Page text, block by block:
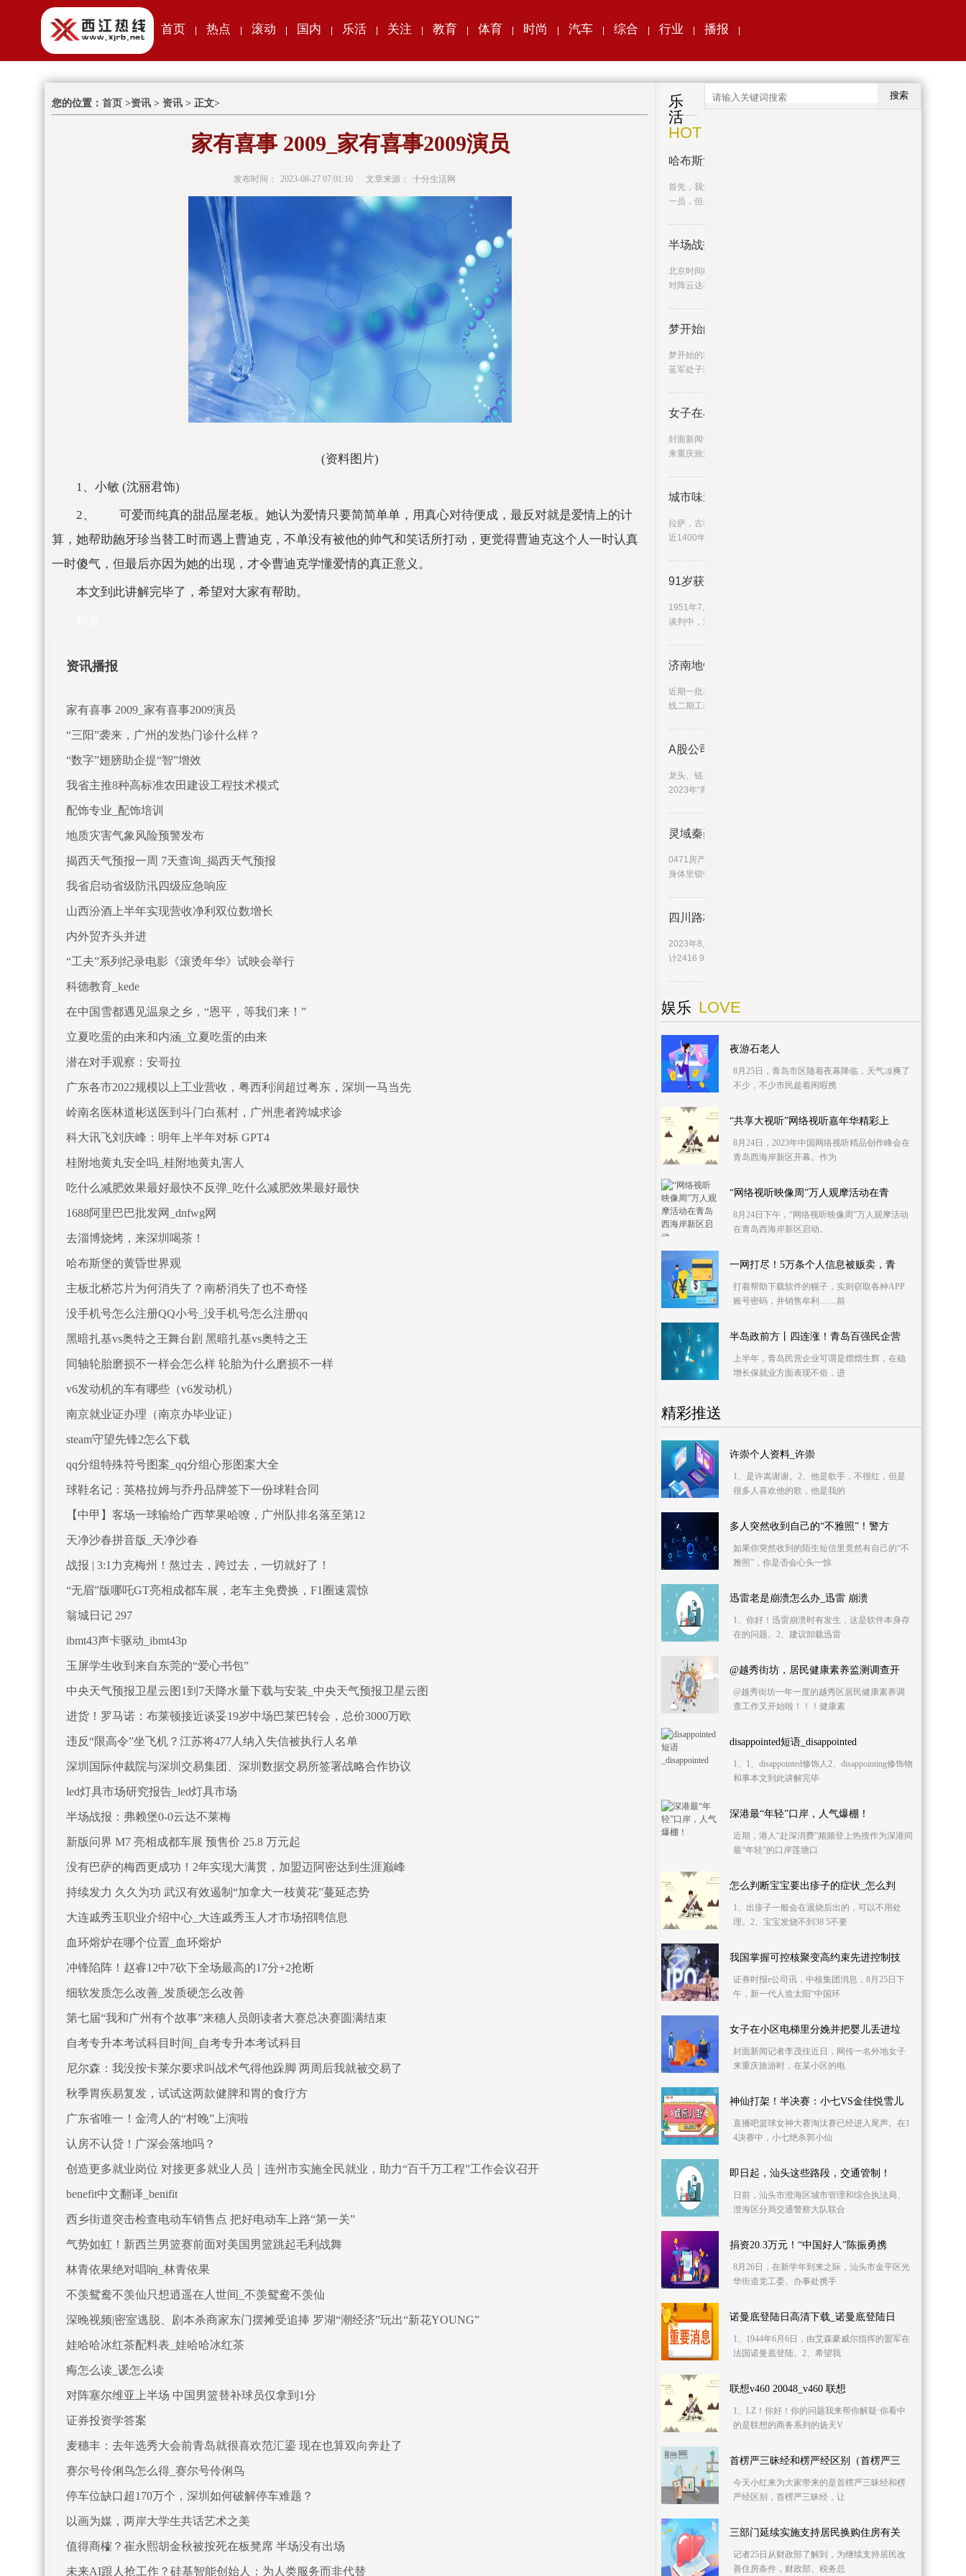
首页 热点 滚动 国内 乐活 关注 教育 体育 时尚 汽车 综合 行业 播报
您的位置： 首页 >资讯 > 资讯 > 正文>
家有喜事 2009_家有喜事2009演员
发布时间： 2023-08-27 07:01:10 文章来源： 十分生活网
(资料图片)
1、小敏 (沈丽君饰)
2、 可爱而纯真的甜品屋老板。她认为爱情只要简简单单，用真心对待便成，最反对就是爱情上的计
算，她帮助龅牙珍当替工时而遇上曹迪克，不单没有被他的帅气和笑话所打动，更觉得曹迪克这个人一时认真
一时傻气，但最后亦因为她的出现，才令曹迪克学懂爱情的真正意义。
本文到此讲解完毕了，希望对大家有帮助。
资讯播报
家有喜事 2009_家有喜事2009演员
“三阳”袭来，广州的发热门诊什么样？
“数字”翅膀助企提“智”增效
我省主推8种高标准农田建设工程技术模式
配饰专业_配饰培训
地质灾害气象风险预警发布
揭西天气预报一周 7天查询_揭西天气预报
我省启动省级防汛四级应急响应
山西汾酒上半年实现营收净利双位数增长
内外贸齐头并进
“工夫”系列纪录电影《滚烫年华》试映会举行
科德教育_kede
在中国雪都遇见温泉之乡，“恩平，等我们来！”
立夏吃蛋的由来和内涵_立夏吃蛋的由来
潜在对手观察：安哥拉
广东各市2022规模以上工业营收，粤西利润超过粤东，深圳一马当先
岭南名医林道彬送医到斗门白蕉村，广州患者跨城求诊
科大讯飞刘庆峰：明年上半年对标 GPT4
桂附地黄丸安全吗_桂附地黄丸害人
吃什么减肥效果最好最快不反弹_吃什么减肥效果最好最快
1688阿里巴巴批发网_dnfwg网
去淄博烧烤，来深圳喝茶！
哈布斯堡的黄昏世界观
主板北桥芯片为何消失了？南桥消失了也不奇怪
没手机号怎么注册QQ小号_没手机号怎么注册qq
黑暗扎基vs奥特之王舞台剧 黑暗扎基vs奥特之王
同轴轮胎磨损不一样会怎么样 轮胎为什么磨损不一样
v6发动机的车有哪些（v6发动机）
南京就业证办理（南京办毕业证）
steam守望先锋2怎么下载
qq分组特殊符号图案_qq分组心形图案大全
球鞋名记：英格拉姆与乔丹品牌签下一份球鞋合同
【中甲】客场一球输给广西苹果哈嘹，广州队排名落至第12
天净沙春拼音版_天净沙春
战报 | 3:1力克梅州！熬过去，跨过去，一切就好了！
“无眉”版哪吒GT亮相成都车展，老车主免费换，F1圈速震惊
翁城日记 297
ibmt43声卡驱动_ibmt43p
玉屏学生收到来自东莞的“爱心书包”
中央天气预报卫星云图1到7天降水量下载与安装_中央天气预报卫星云图
进货！罗马诺：布莱顿接近谈妥19岁中场巴莱巴转会，总价3000万欧
违反“限高令”坐飞机？江苏将477人纳入失信被执行人名单
深圳国际仲裁院与深圳交易集团、深圳数据交易所签署战略合作协议
led灯具市场研究报告_led灯具市场
半场战报：弗赖堡0-0云达不莱梅
新版问界 M7 亮相成都车展 预售价 25.8 万元起
没有巴萨的梅西更成功！2年实现大满贯，加盟迈阿密达到生涯巅峰
持续发力 久久为功 武汉有效遏制“加拿大一枝黄花”蔓延态势
大连戚秀玉职业介绍中心_大连戚秀玉人才市场招聘信息
血环熔炉在哪个位置_血环熔炉
冲锋陷阵！赵睿12中7砍下全场最高的17分+2抢断
细软发质怎么改善_发质硬怎么改善
第七届“我和广州有个故事”来穗人员朗读者大赛总决赛圆满结束
自考专升本考试科目时间_自考专升本考试科目
尼尔森：我没按卡莱尔要求叫战术气得他跺脚 两周后我就被交易了
秋季胃疾易复发，试试这两款健脾和胃的食疗方
广东省唯一！金湾人的“村晚”上演啦
认房不认贷！广深会落地吗？
创造更多就业岗位 对接更多就业人员｜连州市实施全民就业，助力“百千万工程”工作会议召开
benefit中文翻译_benifit
西乡街道突击检查电动车销售点 把好电动车上路“第一关”
气势如虹！新西兰男篮赛前面对美国男篮跳起毛利战舞
林青依果绝对唱响_林青依果
不羡鸳鸯不羡仙只想逍遥在人世间_不羡鸳鸯不羡仙
深晚视频|密室逃脱、剧本杀商家东门摆摊受追捧 罗湖“潮经济”玩出“新花YOUNG”
娃哈哈冰红茶配料表_娃哈哈冰红茶
痗怎么读_谖怎么读
对阵塞尔维亚上半场 中国男篮替补球员仅拿到1分
证券投资学答案
麦穗丰：去年选秀大会前青岛就很喜欢范汇鎏 现在也算双向奔赴了
赛尔号伶俐鸟怎么得_赛尔号伶俐鸟
停车位缺口超170万个，深圳如何破解停车难题？
以画为媒，两岸大学生共话艺术之美
值得商榷？崔永熙胡金秋被按死在板凳席 半场没有出场
未来AI跟人抢工作？硅基智能创始人：为人类服务而非代替
搜索
乐
活
HOT
哈布斯堡的黄昏世界观
首先，我觉得我很必要强调我虽然是制作组的
一员，但是不过新人对MOD了
半场战报：弗赖堡0-0云达不莱梅
北京时间8月26日德甲联赛第2轮，弗赖堡主场
对阵云达不莱梅。半场战罢，
梦开始的地方2012年的今天，阿扎
梦开始的地方2012年的今天，阿扎尔点射收获
蓝军处子球,蓝军,切尔西队,
女子在小区电梯里分娩并把婴儿丢
封面新闻记者李茂佳近日，网传一名外地女子
来重庆旅游时，在某小区的电
城市味道 | 原来拉萨
拉萨，古称“逻些”，布达拉宫、大昭寺是它走过
近1400年历史的见证。拉
91岁获得共和国勋章！这位英雄的
1951年7月10日，朝鲜停战谈判在开城举行。
谈判中，对于朝中方面提出的
济南地铁3、4、6、7、8、9号线，
近期一批在建地铁线路再次刷新“进度条”↓↓3号
线二期工程截至目前，3
A股公司半年报披露过半 超八成
龙头、链主稳中有进，“小巨人”增速迅猛……在
2023年“期中考”里，上
灵域秦烈身体里锁链是谁 灵域秦
0471房产来为大家解答以上的问题。灵域秦烈
身体里锁链是谁，灵域秦烈这
四川路桥：连续6日融资净偿还累
2023年8月25日四川路桥连续6日融资净偿还累
计2416 95万元
娱乐 LOVE
夜游石老人
8月25日，青岛市区随着夜幕降临，天气凉爽了
不少，不少市民趁着闲暇携
“共享大视听”网络视听嘉年华精彩上
8月24日，2023年中国网络视听精品创作峰会在
青岛西海岸新区开幕。作为
“网络视听映像周”万人观摩活动在青
8月24日下午，“网络视听映像周”万人观摩活动
在青岛西海岸新区启动。
一网打尽！5万条个人信息被贩卖，青
打着帮助下载软件的幌子，实则窃取各种APP
账号密码，并销售牟利……前
半岛政前方丨四连涨！青岛百强民企营
上半年，青岛民营企业可谓是熠熠生辉，在稳
增长保就业方面表现不俗，进
精彩推送
许崇个人资料_许崇
1、是许嵩谢谢。2、他是歌手，不很红，但是
很多人喜欢他的歌，他是我的
多人突然收到自己的“不雅照”！警方
如果你突然收到的陌生短信里竟然有自己的“不
雅照”，你是否会心头一惊
迅雷老是崩溃怎么办_迅雷 崩溃
1、你好！迅雷崩溃时有发生，这是软件本身存
在的问题。2、建议卸载迅雷
@越秀街坊，居民健康素养监测调查开
@越秀街坊一年一度的越秀区居民健康素养调
查工作又开始啦！！！健康素
disappointed短语_disappointed
1、1、disappointed修饰人2、disappointing修饰物
和事本文到此讲解完毕
深港最“年轻”口岸，人气爆棚！
近期，港人“赴深消费”频频登上热搜作为深港间
最“年轻”的口岸莲塘口
怎么判断宝宝要出疹子的症状_怎么判
1、出疹子一般会在退烧后出的，可以不用处
理。2、宝宝发烧不到38 5不要
我国掌握可控核聚变高约束先进控制技
证券时报e公司讯，中核集团消息，8月25日下
午，新一代人造太阳“中国环
女子在小区电梯里分娩并把婴儿丢进垃
封面新闻记者李茂佳近日，网传一名外地女子
来重庆旅游时，在某小区的电
神仙打架！半决赛：小七VS金佳悦雪儿
直播吧篮球女神大赛淘汰赛已经进入尾声。在1
4决赛中，小七绝杀郭小仙
即日起，汕头这些路段，交通管制！
日前，汕头市澄海区城市管理和综合执法局、
澄海区分局交通警察大队联合
捐资20.3万元！“中国好人”陈振勇携
8月26日，在新学年到来之际，汕头市金平区光
华街道党工委、办事处携手
诺曼底登陆日高清下载_诺曼底登陆日
1、1944年6月6日，由艾森豪威尔指挥的盟军在
法国诺曼底登陆。2、希望我
联想v460 20048_v460 联想
1、LZ！你好！你的问题我来帮你解疑·你看中
的是联想的商务系列的扬天V
首楞严三昧经和楞严经区别（首楞严三
今天小红来为大家带来的是首楞严三昧经和楞
严经区别，首楞严三昧经，让
三部门延续实施支持居民换购住房有关
记者25日从财政部了解到，为继续支持居民改
善住房条件，财政部、税务总